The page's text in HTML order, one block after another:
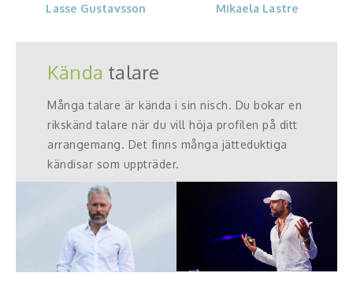
Lasse Gustavsson Mikaela Lastre
Kända talare
Många talare är kända i sin nisch. Du bokar en
rikskänd talare när du vill höja profilen på ditt
arrangemang. Det finns många jätteduktiga
kändisar som uppträder.